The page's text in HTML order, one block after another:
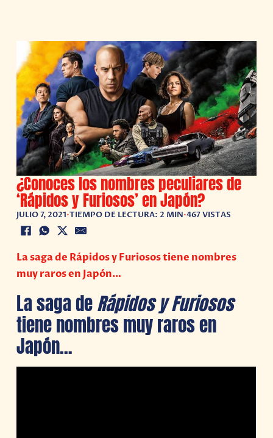
¿Conoces los nombres peculiares de
‘Rápidos y Furiosos’ en Japón?
JULIO 7, 2021•TIEMPO DE LECTURA: 2 MIN•467 VISTAS
La saga de Rápidos y Furiosos tiene nombres
muy raros en Japón…
La saga deRápidos y Furiosos
tiene nombres muy raros en
Japón…